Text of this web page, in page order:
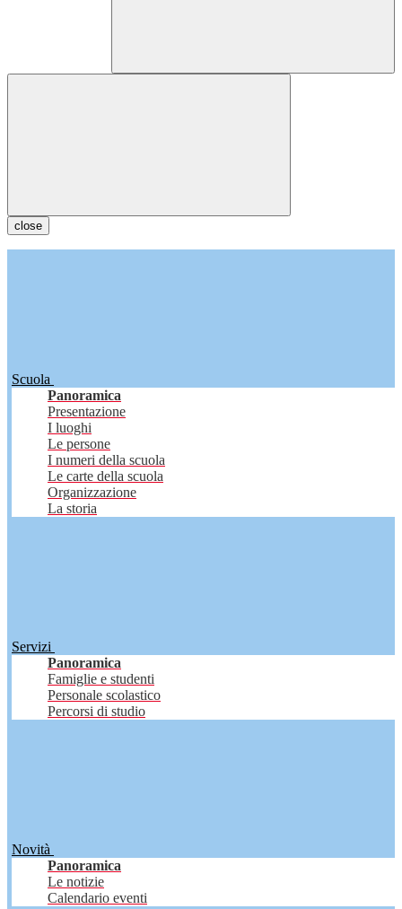
close
Scuola
Panoramica
Presentazione
I luoghi
Le persone
I numeri della scuola
Le carte della scuola
Organizzazione
La storia
Servizi
Panoramica
Famiglie e studenti
Personale scolastico
Percorsi di studio
Novità
Panoramica
Le notizie
Calendario eventi